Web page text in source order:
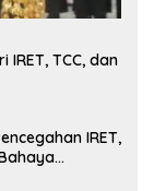
TCC, dan
IRET,